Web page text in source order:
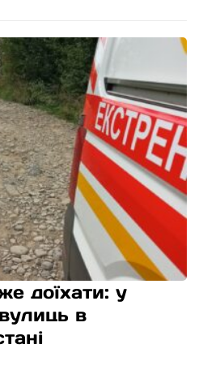
доїхати: у
в